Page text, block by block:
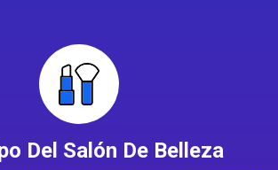
Del Salón De Belleza